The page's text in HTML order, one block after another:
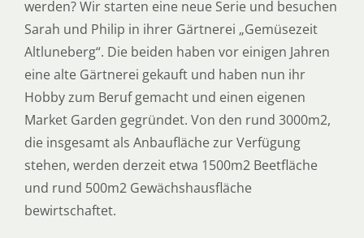
werden? Wir starten eine neue Serie und besuchen
Sarah und Philip in ihrer Gärtnerei „Gemüsezeit
Altluneberg“. Die beiden haben vor einigen Jahren
eine alte Gärtnerei gekauft und haben nun ihr
Hobby zum Beruf gemacht und einen eigenen
Market Garden gegründet. Von den rund 3000m2,
die insgesamt als Anbaufläche zur Verfügung
stehen, werden derzeit etwa 1500m2 Beetfläche
und rund 500m2 Gewächshausfläche
bewirtschaftet.